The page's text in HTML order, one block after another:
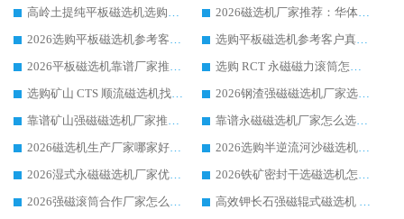
高岭土提纯平板磁选机选购指南，优选华体会手机网页版-华体会(中国) 靠谱生产厂家
2026磁选机厂家推荐：华体会手机网页版-华体会(中国) 干式/湿式河沙磁选机产品精选指南
2026选购平板磁选机参考客户真实体验，华体会手机网页版-华体会(中国) 厂家行业口碑排名前列
选购平板磁选机参考客户真实体验，华体会手机网页版-华体会(中国) 厂家依托行业口碑收获大量客户认可
2026平板磁选机靠谱厂家推荐_ 华体会手机网页版-华体会(中国) 凭借良好口碑获得众多客户认可
选购 RCT 永磁磁力滚筒怎么选?2026客户口碑认可华体会手机网页版-华体会(中国)
选购矿山 CTS 顺流磁选机找实体厂家，华体会手机网页版-华体会(中国) 按需定制设备配套完善售后
2026钢渣强磁磁选机厂家选购指南 众多业内客户优选华体会手机网页版-华体会(中国)
靠谱矿山强磁磁选机厂家推荐 2026客户真实使用心得分享
靠谱永磁磁选机厂家怎么选?福建客户真实体验分享华体会手机网页版-华体会(中国) 品牌
2026磁选机生产厂家哪家好?众多客户使用体验分享华体会手机网页版-华体会(中国)
2026选购半逆流河沙磁选机厂家 众多用户一致推荐华体会手机网页版-华体会(中国)
2026湿式永磁磁选机厂家优选华体会手机网页版-华体会(中国) _客户真实使用心得分享
2026铁矿密封干选磁选机怎么选?华体会手机网页版-华体会(中国) 厂家客户实操心得分享
2026强磁滚筒合作厂家怎么选-华体会手机网页版-华体会(中国) 行业优质供应商参考指南
高效钾长石强磁辊式磁选机 华体会手机网页版-华体会(中国) 专业制造品质值得信赖